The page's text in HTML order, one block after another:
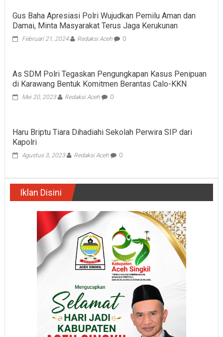
Gus Baha Apresiasi Polri Wujudkan Pemilu Aman dan
Damai, Minta Masyarakat Terus Jaga Kerukunan
Februari 21, 2024 Redaksi Aceh 0
As SDM Polri Tegaskan Pengungkapan Kasus Penipuan
di Karawang Bentuk Komitmen Berantas Calo-KKN
Mei 20, 2023 Redaksi Aceh 0
Haru Briptu Tiara Dihadiahi Sekolah Perwira SIP dari
Kapolri
Agustus 3, 2023 Redaksi Aceh 0
Iklan Disini